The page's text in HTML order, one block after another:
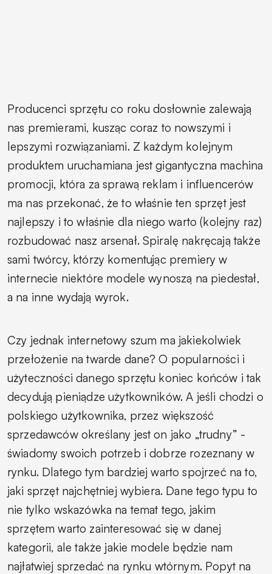
Producenci sprzętu co roku dosłownie zalewają
nas premierami, kusząc coraz to nowszymi i
lepszymi rozwiązaniami. Z każdym kolejnym
produktem uruchamiana jest gigantyczna machina
promocji, która za sprawą reklam i influencerów
ma nas przekonać, że to właśnie ten sprzęt jest
najlepszy i to właśnie dla niego warto (kolejny raz)
rozbudować nasz arsenał. Spiralę nakręcają także
sami twórcy, którzy komentując premiery w
internecie niektóre modele wynoszą na piedestał,
a na inne wydają wyrok.
Czy jednak internetowy szum ma jakiekolwiek
przełożenie na twarde dane? O popularności i
użyteczności danego sprzętu koniec końców i tak
decydują pieniądze użytkowników. A jeśli chodzi o
polskiego użytkownika, przez większość
sprzedawców określany jest on jako „trudny” -
świadomy swoich potrzeb i dobrze rozeznany w
rynku. Dlatego tym bardziej warto spojrzeć na to,
jaki sprzęt najchętniej wybiera. Dane tego typu to
nie tylko wskazówka na temat tego, jakim
sprzętem warto zainteresować się w danej
kategorii, ale także jakie modele będzie nam
najłatwiej sprzedać na rynku wtórnym. Popyt na